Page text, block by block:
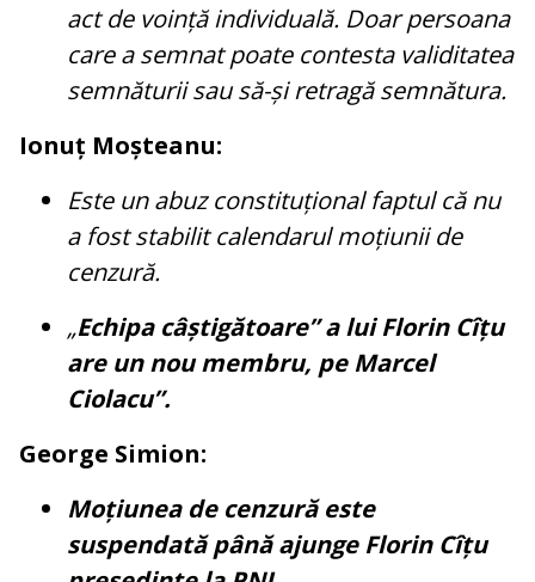
act de voință individuală. Doar persoana
care a semnat poate contesta validitatea
semnăturii sau să-și retragă semnătura.
Ionuț Moșteanu:
Este un abuz constituțional faptul că nu
a fost stabilit calendarul moțiunii de
cenzură.
„Echipa câștigătoare” a lui Florin Cîțu
are un nou membru, pe Marcel
Ciolacu”.
George Simion:
Moțiunea de cenzură este
suspendată până ajunge Florin Cîțu